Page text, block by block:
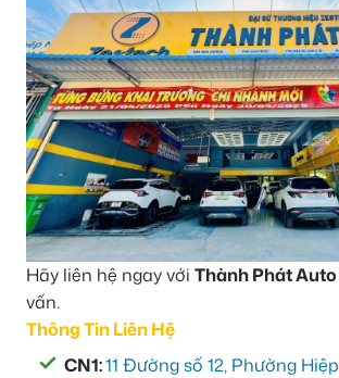
Hãy liên hệ ngay với Thành Phát Auto
vấn.
Thông Tin Liên Hệ
CN1:11 Đường số 12, Phường